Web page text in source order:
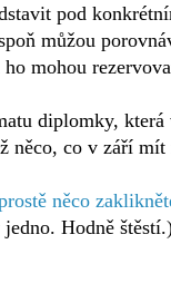
pod
můžou
mohou
diplomky, která
něco, co v září mít
něco
Hodně